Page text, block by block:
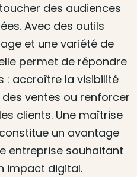
des audiences
Avec des outils
et une variété de
permet de répondre
: accroître la visibilité
ventes ou renforcer
clients. Une maîtrise
un avantage
entreprise souhaitant
impact digital.